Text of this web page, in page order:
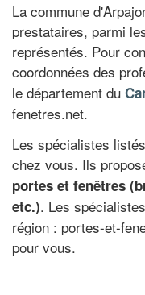
La commune
prestataires, parmi
représentés. Pour
coordonnées des
le département du
fenetres.net.
Les spécialistes
chez vous. Ils
portes et fenêtres
etc.). Les
région : portes-et-
pour vous.